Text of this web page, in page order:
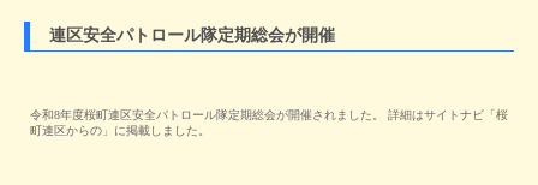
連区安全パトロール隊定期総会が開催
令和8年度桜町連区安全パトロール隊定期総会が開催されました。 詳細はサイトナビ「桜
町連区からの」に掲載しました。